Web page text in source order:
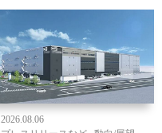
2026.08.06